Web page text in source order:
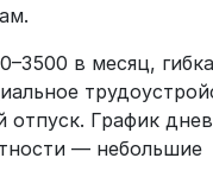
в месяц,
отпуск. График
— небольшие